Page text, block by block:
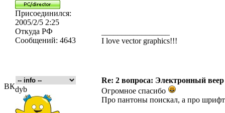
ВК
Присоединился:
2005/2/5 2:25
Откуда РФ
Сообщений: 4643
I love vector graphics!!!
Re: 2 вопроса: Электронный
dyb
Огромное спасибо
Про пантоны поискал, а про